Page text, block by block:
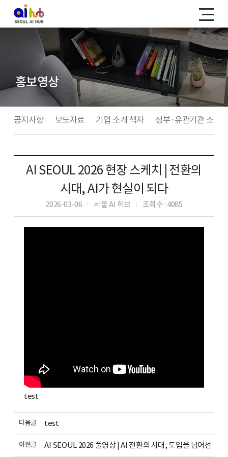
홍보영상
공지사항 보도자료 기업 소개 책자 정부·유관기관 소식
AI SEOUL 2026 현장 스케치 | 전환의
시대, AI가 현실이 되다
2026-03-06 서울 AI 허브 조회수 : 4085
test
다음글 test
이전글 AI SEOUL 2026 풀영상 | AI 전환의 시대, 도입을 넘어선